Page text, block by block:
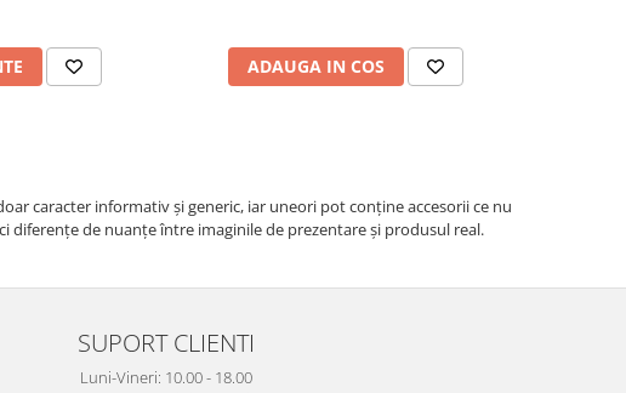
ADAUGA IN COS
caracter informativ şi generic, iar uneori pot conţine accesorii ce nu
de nuanțe între imaginile de prezentare și produsul real.
SUPORT CLIENTI
Luni-Vineri: 10.00 - 18.00